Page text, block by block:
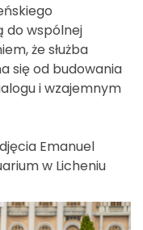
do wspólnej
że służba
się od budowania
i wzajemnym
Emanuel
w Licheniu